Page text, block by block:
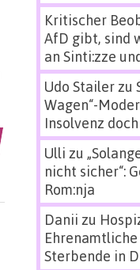
Kritischer
AfD gibt, sind
an Sinti:zze
Udo Stailerzu
Wagen“-
Insolvenz
Ulli zu
nicht sicher“:
Rom:nja
Danii zu
Sterbende in